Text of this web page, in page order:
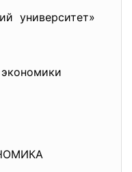
университет»